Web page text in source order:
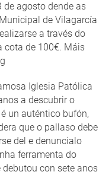
de agosto dende as
de Vilagarcía
a través do
cota de 100€. Máis
Iglesia Patólica
a descubrir o
un auténtico bufón,
que o pallaso debe
del e denuncialo
ferramenta do
con sete anos